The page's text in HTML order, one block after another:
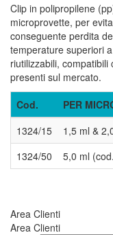
Clip in polipropilene
microprovette, per
conseguente perdita
temperature superiori
riutilizzabili,
presenti sul mercato.
Cod.
PER
1324/15
1,5 ml &
1324/50
5,0 ml
Area Clienti
Area Clienti